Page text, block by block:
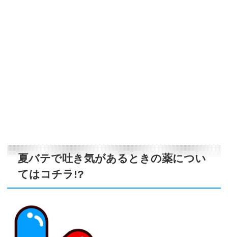
夏バテで吐き気があるときの薬につい
てはコチラ!?